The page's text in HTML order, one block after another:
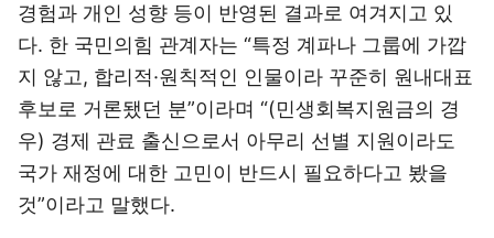
경험과 개인 성향 등이 반영된 결과로 여겨지고 있
다. 한 국민의힘 관계자는 “특정 계파나 그룹에 가깝
지 않고, 합리적·원칙적인 인물이라 꾸준히 원내대표
후보로 거론됐던 분”이라며 “(민생회복지원금의 경
우) 경제 관료 출신으로서 아무리 선별 지원이라도
국가 재정에 대한 고민이 반드시 필요하다고 봤을
것”이라고 말했다.